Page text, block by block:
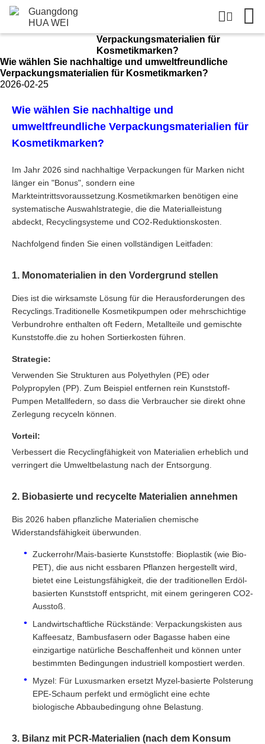
Nachrichtendetails
Haus
Neuigkeiten
Wie wählen Sie nachhaltige und
Verpackungsmaterialien für
Kosmetikmarken?
Wie wählen Sie nachhaltige und umweltfreundliche
Verpackungsmaterialien für Kosmetikmarken?
2026-02-25
Wie wählen Sie nachhaltige und
umweltfreundliche Verpackungsmaterialien für
Kosmetikmarken?
Im Jahr 2026 sind nachhaltige Verpackungen für Marken nicht
länger ein "Bonus", sondern eine
Markteintrittsvoraussetzung.Kosmetikmarken benötigen eine
systematische Auswahlstrategie, die die Materialleistung
abdeckt, Recyclingsysteme und CO2-Reduktionskosten.
Nachfolgend finden Sie einen vollständigen Leitfaden:
1. Monomaterialien in den Vordergrund stellen
Dies ist die wirksamste Lösung für die Herausforderungen des
Recyclings.Traditionelle Kosmetikpumpen oder mehrschichtige
Verbundrohre enthalten oft Federn, Metallteile und gemischte
Kunststoffe.die zu hohen Sortierkosten führen.
Strategie:
Verwenden Sie Strukturen aus Polyethylen (PE) oder
Polypropylen (PP). Zum Beispiel entfernen rein Kunststoff-
Pumpen Metallfedern, so dass die Verbraucher sie direkt ohne
Zerlegung recyceln können.
Vorteil:
Verbessert die Recyclingfähigkeit von Materialien erheblich und
verringert die Umweltbelastung nach der Entsorgung.
2. Biobasierte und recycelte Materialien annehmen
Bis 2026 haben pflanzliche Materialien chemische
Widerstandsfähigkeit überwunden.
Zuckerrohr/Mais-basierte Kunststoffe: Bioplastik (wie Bio-
PET), die aus nicht essbaren Pflanzen hergestellt wird,
bietet eine Leistungsfähigkeit, die der traditionellen Erdöl-
basierten Kunststoff entspricht, mit einem geringeren CO2-
Ausstoß.
Landwirtschaftliche Rückstände: Verpackungskisten aus
Kaffeesatz, Bambusfasern oder Bagasse haben eine
einzigartige natürliche Beschaffenheit und können unter
bestimmten Bedingungen industriell kompostiert werden.
Myzel: Für Luxusmarken ersetzt Myzel-basierte Polsterung
EPE-Schaum perfekt und ermöglicht eine echte
biologische Abbaubedingung ohne Belastung.
3. Bilanz mit PCR-Materialien (nach dem Konsum